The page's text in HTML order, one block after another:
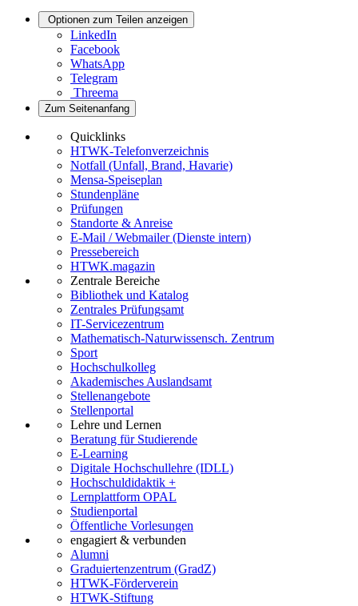
Optionen zum Teilen anzeigen
LinkedIn
Facebook
WhatsApp
Telegram
Threema
Zum Seitenanfang
Quicklinks
HTWK-Telefonverzeichnis
Notfall (Unfall, Brand, Havarie)
Mensa-Speiseplan
Stundenpläne
Prüfungen
Standorte & Anreise
E-Mail / Webmailer (Dienste intern)
Pressebereich
HTWK.magazin
Zentrale Bereiche
Bibliothek und Katalog
Zentrales Prüfungsamt
IT-Servicezentrum
Mathematisch-Naturwissensch. Zentrum
Sport
Hochschulkolleg
Akademisches Auslandsamt
Stellenangebote
Stellenportal
Lehre und Lernen
Beratung für Studierende
E-Learning
Digitale Hochschullehre (IDLL)
Hochschuldidaktik +
Lernplattform OPAL
Studienportal
Öffentliche Vorlesungen
engagiert & verbunden
Alumni
Graduiertenzentrum (GradZ)
HTWK-Förderverein
HTWK-Stiftung